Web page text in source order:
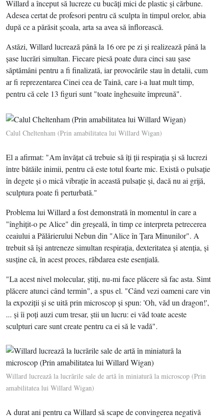
Willard a început să lucreze cu bucăţi mici de plastic şi cărbune.
Adesea certat de profesori pentru că sculpta în timpul orelor, abia
după ce a părăsit şcoala, arta sa avea să înflorească.
Astăzi, Willard lucrează până la 16 ore pe zi şi realizează până la
şase lucrări simultan. Fiecare piesă poate dura cinci sau şase
săptămâni pentru a fi finalizată, iar provocările stau în detalii, cum
ar fi reprezentarea Cinei cea de Taină, care i-a luat mult timp,
pentru că cele 13 figuri sunt "toate înghesuite împreună".
Calul Cheltenham (Prin amabilitatea lui Willard Wigan)
El a afirmat: "Am învăţat că trebuie să îţi ţii respiraţia şi să lucrezi
între bătăile inimii, pentru că este totul foarte mic. Există o pulsaţie
în degete şi o mică vibraţie în această pulsaţie şi, dacă nu ai grijă,
sculptura poate fi perturbată."
Problema lui Willard a fost demonstrată în momentul în care a
"înghiţit-o pe Alice" din greşeală, în timp ce interpreta petrecerea
ceaiului a Pălărierului Nebun din "Alice în Ţara Minunilor". A
trebuit să îşi antreneze simultan respiraţia, dexteritatea şi atenţia, şi
susţine că, în acest proces, răbdarea este esenţială.
"La acest nivel molecular, ştiţi, nu-mi face plăcere să fac asta. Simt
plăcere atunci când termin", a spus el. "Când vezi oameni care vin
la expoziţii şi se uită prin microscop şi spun: 'Oh, văd un dragon!',
... şi îi poţi auzi cum tresar, ştii un lucru: ei văd toate aceste
sculpturi care sunt create pentru ca ei să le vadă".
Willard lucrează la lucrările sale de artă în miniatură la microscop (Prin
amabilitatea lui Willard Wigan)
A durat ani pentru ca Willard să scape de convingerea negativă